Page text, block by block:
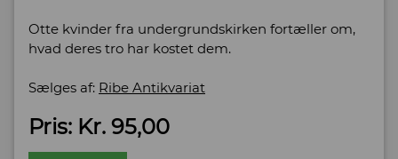
Otte kvinder fra undergrundskirken fortæller om,
hvad deres tro har kostet dem.
Sælges af: Ribe Antikvariat
Pris: Kr. 95,00